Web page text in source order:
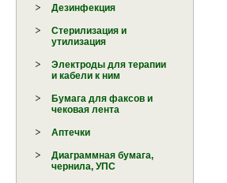
Дезинфекция
Стерилизация и
утилизация
Электроды для терапии
и кабели к ним
Бумага для факсов и
чековая лента
Аптечки
Диаграммная бумага,
чернила, УПС